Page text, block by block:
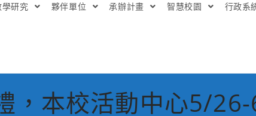
學研究 夥伴單位 承辦計畫 智慧校園 行政系
，本校活動中心5/